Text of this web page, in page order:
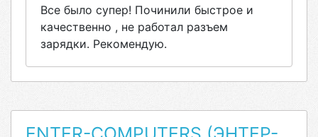
Все было супер! Починили быстрое и
качественно , не работал разъем
зарядки. Рекомендую.